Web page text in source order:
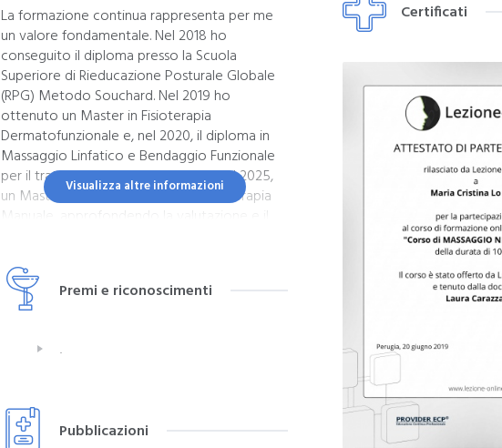
La formazione continua rappresenta per me
un valore fondamentale. Nel 2018 ho
conseguito il diploma presso la Scuola
Superiore di Rieducazione Posturale Globale
(RPG) Metodo Souchard. Nel 2019 ho
ottenuto un Master in Fisioterapia
Dermatofunzionale e, nel 2020, il diploma in
Massaggio Linfatico e Bendaggio Funzionale
per il trattamento del linfedema e, nel 2025,
un Master Universitario di II Livello in Terapia
Manuale, approfondendo la valutazione e il
Attualmente svolgo la mia attività
domicilio, offrendo percorsi riabilitativi
personalizzati basati su una valutazione
Aree di intervento:
Visualizza altre informazioni
Certificati
Premi e riconoscimenti
.
Pubblicazioni